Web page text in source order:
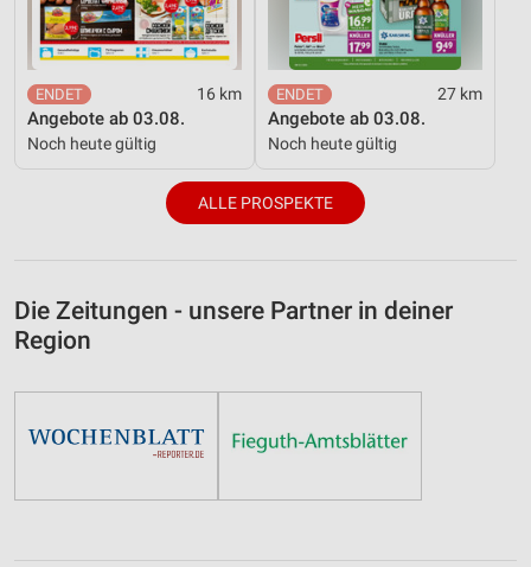
16 km
Angebote ab 03.08.
Noch heute gültig
27 km
Angebote ab 03.08.
Noch heute gültig
ALLE PROSPEKTE
Die Zeitungen - unsere Partner in deiner
Region